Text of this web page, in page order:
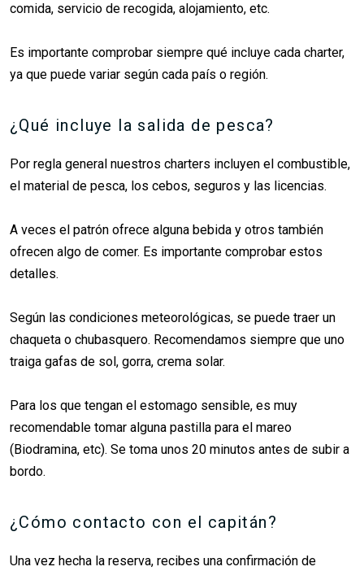
comida, servicio de recogida, alojamiento, etc.
Es importante comprobar siempre qué incluye cada charter,
ya que puede variar según cada país o región.
¿Qué incluye la salida de pesca?
Por regla general nuestros charters incluyen el combustible,
el material de pesca, los cebos, seguros y las licencias.
A veces el patrón ofrece alguna bebida y otros también
ofrecen algo de comer. Es importante comprobar estos
detalles.
Según las condiciones meteorológicas, se puede traer un
chaqueta o chubasquero. Recomendamos siempre que uno
traiga gafas de sol, gorra, crema solar.
Para los que tengan el estomago sensible, es muy
recomendable tomar alguna pastilla para el mareo
(Biodramina, etc). Se toma unos 20 minutos antes de subir a
bordo.
¿Cómo contacto con el capitán?
Una vez hecha la reserva, recibes una confirmación de